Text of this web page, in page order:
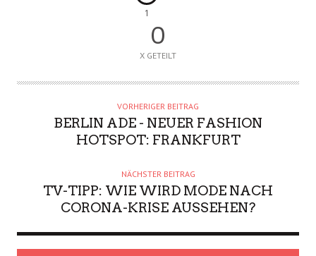
1
0
X GETEILT
VORHERIGER BEITRAG
BERLIN ADE - NEUER FASHION
HOTSPOT: FRANKFURT
NÄCHSTER BEITRAG
TV-TIPP: WIE WIRD MODE NACH
CORONA-KRISE AUSSEHEN?